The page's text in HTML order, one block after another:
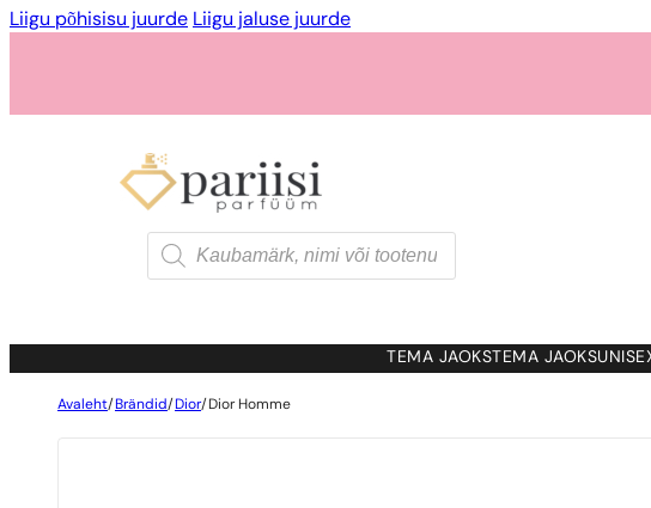
Liigu põhisisu juurde Liigu jaluse juurde
Products
search
TEMA JAOKSTEMA JAOKS
Avaleht/ Brändid/ Dior/ Dior Homme